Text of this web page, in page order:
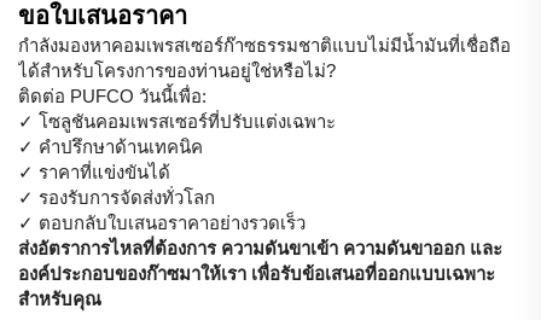
ขอใบเสนอราคา
กำลังมองหาคอมเพรสเซอร์ก๊าซธรรมชาติแบบไม่มีน้ำมันที่เชื่อถือ
ได้สำหรับโครงการของท่านอยู่ใช่หรือไม่?
ติดต่อ PUFCO วันนี้เพื่อ:
✓ โซลูชันคอมเพรสเซอร์ที่ปรับแต่งเฉพาะ
✓ คำปรึกษาด้านเทคนิค
✓ ราคาที่แข่งขันได้
✓ รองรับการจัดส่งทั่วโลก
✓ ตอบกลับใบเสนอราคาอย่างรวดเร็ว
ส่งอัตราการไหลที่ต้องการ ความดันขาเข้า ความดันขาออก และ
องค์ประกอบของก๊าซมาให้เรา เพื่อรับข้อเสนอที่ออกแบบเฉพาะ
สำหรับคุณ